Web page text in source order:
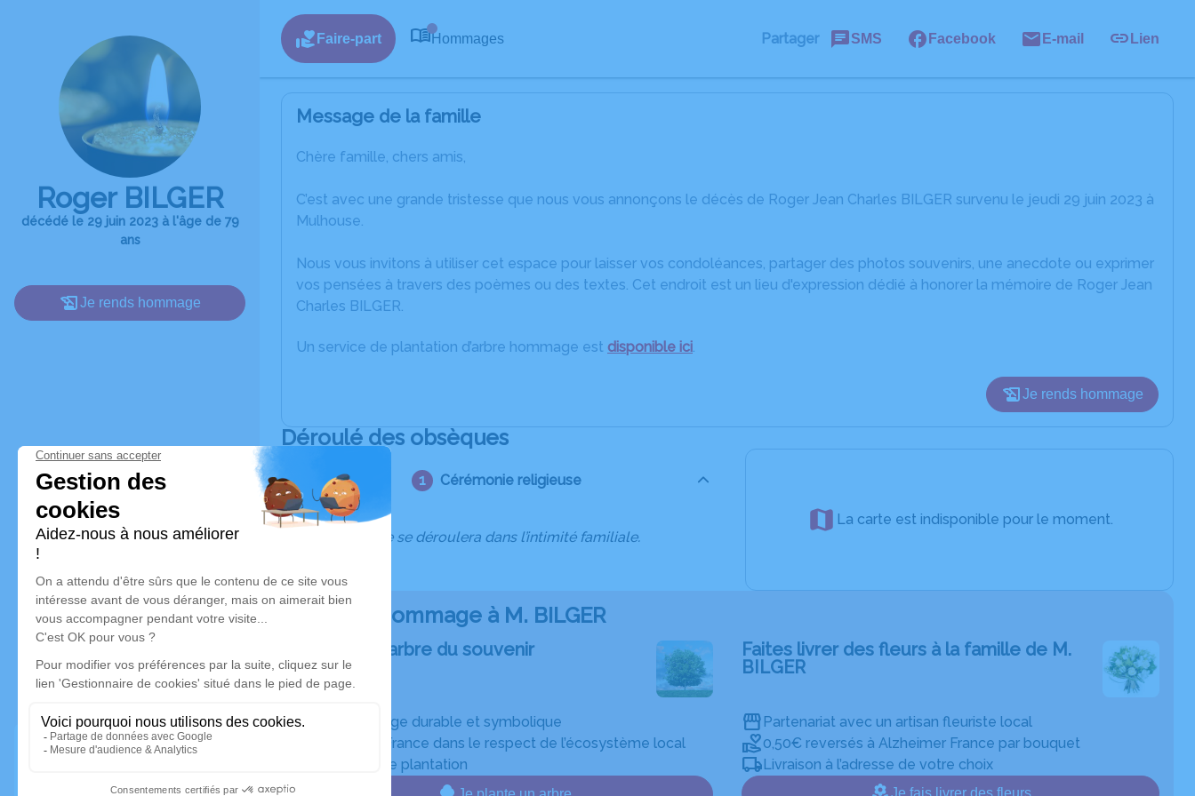
Roger BILGER
décédé le 29 juin 2023 à l'âge de 79
ans
Je rends hommage
Faire-part Hommages Partager SMS Facebook E-mail Lien
Message de la famille
Chère famille, chers amis,
C’est avec une grande tristesse que nous vous annonçons le décès de Roger Jean Charles BILGER survenu le jeudi 29 juin 2023 à
Mulhouse.
Nous vous invitons à utiliser cet espace pour laisser vos condoléances, partager des photos souvenirs, une anecdote ou exprimer
vos pensées à travers des poèmes ou des textes. Cet endroit est un lieu d'expression dédié à honorer la mémoire de Roger Jean
Charles BILGER.
Un service de plantation d’arbre hommage est disponible ici.
Je rends hommage
Déroulé des obsèques
Cérémonie religieuse
Ce service se déroulera dans l’intimité familiale.
La carte est indisponible pour le moment.
Rendez hommage à M. BILGER
Plantez un arbre du souvenir
Un hommage durable et symbolique
Planté en France dans le respect de l’écosystème local
Certificat de plantation
Faites livrer des fleurs à la famille de M.
BILGER
Partenariat avec un artisan fleuriste local
0,50€ reversés à Alzheimer France par bouquet
Livraison à l’adresse de votre choix
Je fais livrer des fleurs